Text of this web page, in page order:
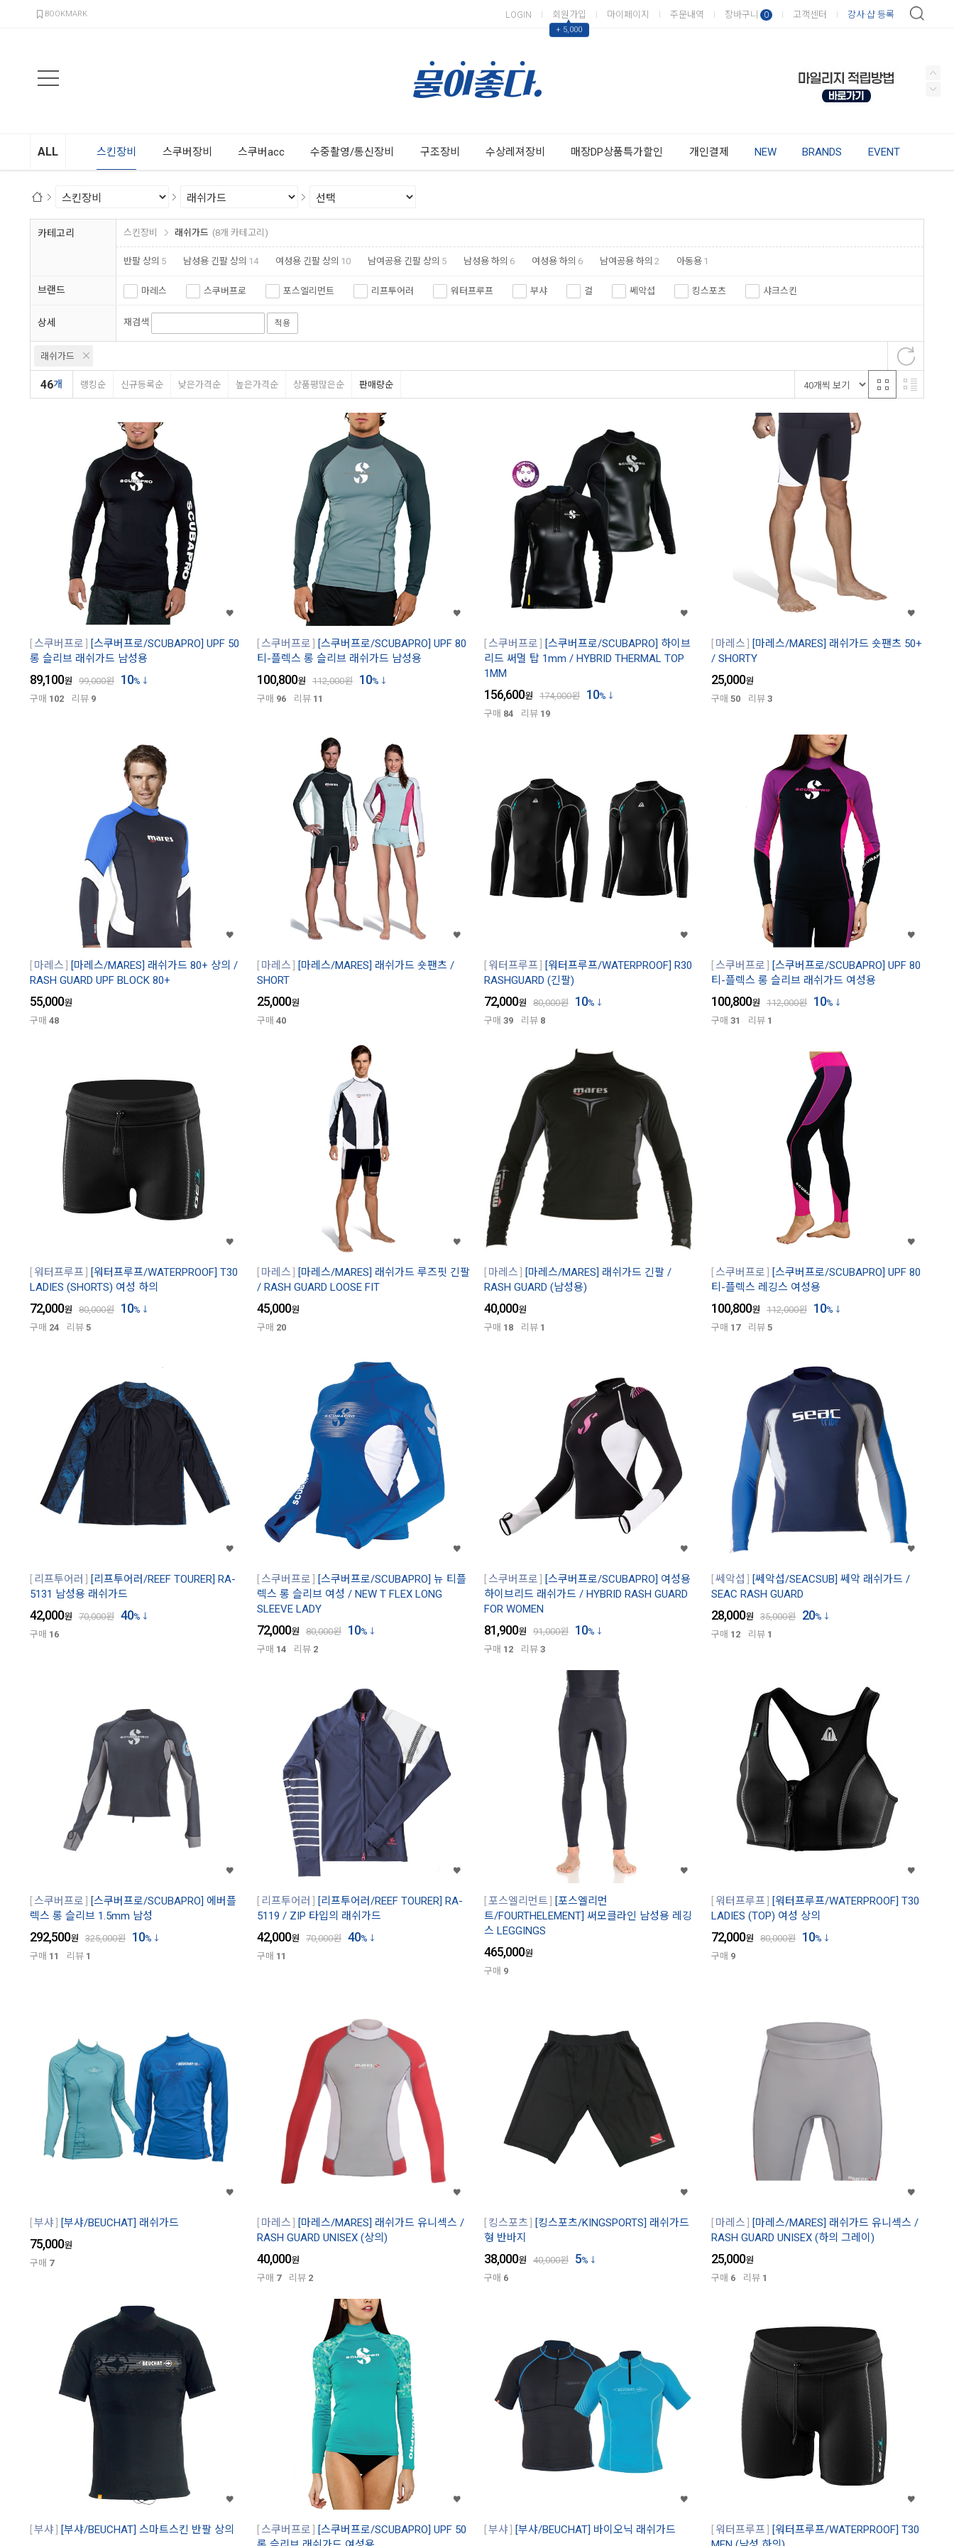
BOOKMARK LOGIN 회원가입
▲
+ 5,000
마이페이지 주문내역 장바구니 0 고객센터 강사·샵 등록
ALL 스킨장비 스쿠버장비 스쿠버acc 수중촬영/통신장비 구조장비 수상레져장비 매장DP상품특가할인 개인결제 NEW BRANDS EVENT
카테고리 스킨장비 래쉬가드 (8개 카테고리)
반팔 상의 5 남성용 긴팔 상의 14 여성용 긴팔 상의 10 남여공용 긴팔 상의 5 남성용 하의 6 여성용 하의 6 남여공용 하의 2 아동용 1
브랜드 마레스 스쿠버프로 포스엘리먼트 리프투어러 워터프루프 부샤 걸 쎄악섭 킹스포츠 샤크스킨
상세 재검색 적용
래쉬가드
46개 랭킹순 신규등록순 낮은가격순 높은가격순 상품평많은순 판매량순
스쿠버프로
[스쿠버프로/SCUBAPRO] UPF 50
롱 슬리브 래쉬가드 남성용
89,100원 99,000원 10%
구매 102 리뷰 9
스쿠버프로
[스쿠버프로/SCUBAPRO] UPF 80
티-플렉스 롱 슬리브 래쉬가드 남성용
100,800원 112,000원 10%
구매 96 리뷰 11
스쿠버프로
[스쿠버프로/SCUBAPRO] 하이브
리드 써멀 탑 1mm / HYBRID THERMAL TOP
1MM
156,600원 174,000원 10%
구매 84 리뷰 19
마레스
[마레스/MARES] 래쉬가드 숏팬츠 50+
/ SHORTY
25,000원
구매 50 리뷰 3
마레스
[마레스/MARES] 래쉬가드 80+ 상의 /
RASH GUARD UPF BLOCK 80+
55,000원
구매 48
마레스
[마레스/MARES] 래쉬가드 숏팬츠 /
SHORT
25,000원
구매 40
워터프루프
[워터프루프/WATERPROOF] R30
RASHGUARD (긴팔)
72,000원 80,000원 10%
구매 39 리뷰 8
스쿠버프로
[스쿠버프로/SCUBAPRO] UPF 80
티-플렉스 롱 슬리브 래쉬가드 여성용
100,800원 112,000원 10%
구매 31 리뷰 1
워터프루프
[워터프루프/WATERPROOF] T30
LADIES (SHORTS) 여성 하의
72,000원 80,000원 10%
구매 24 리뷰 5
마레스
[마레스/MARES] 래쉬가드 루즈핏 긴팔
/ RASH GUARD LOOSE FIT
45,000원
구매 20
마레스
[마레스/MARES] 래쉬가드 긴팔 /
RASH GUARD (남성용)
40,000원
구매 18 리뷰 1
스쿠버프로
[스쿠버프로/SCUBAPRO] UPF 80
티-플렉스 레깅스 여성용
100,800원 112,000원 10%
구매 17 리뷰 5
리프투어러
[리프투어러/REEF TOURER] RA-
5131 남성용 래쉬가드
42,000원 70,000원 40%
구매 16
스쿠버프로
[스쿠버프로/SCUBAPRO] 뉴 티플
렉스 롱 슬리브 여성 / NEW T FLEX LONG
SLEEVE LADY
72,000원 80,000원 10%
구매 14 리뷰 2
스쿠버프로
[스쿠버프로/SCUBAPRO] 여성용
하이브리드 래쉬가드 / HYBRID RASH GUARD
FOR WOMEN
81,900원 91,000원 10%
구매 12 리뷰 3
쎄악섭
[쎄악섭/SEACSUB] 쎄악 래쉬가드 /
SEAC RASH GUARD
28,000원 35,000원 20%
구매 12 리뷰 1
스쿠버프로
[스쿠버프로/SCUBAPRO] 에버플
렉스 롱 슬리브 1.5mm 남성
292,500원 325,000원 10%
구매 11 리뷰 1
리프투어러
[리프투어러/REEF TOURER] RA-
5119 / ZIP 타입의 래쉬가드
42,000원 70,000원 40%
구매 11
포스엘리먼트
[포스엘리먼
트/FOURTHELEMENT] 써모클라인 남성용 레깅
스 LEGGINGS
465,000원
구매 9
워터프루프
[워터프루프/WATERPROOF] T30
LADIES (TOP) 여성 상의
72,000원 80,000원 10%
구매 9
부샤 [부샤/BEUCHAT] 래쉬가드
75,000원
구매 7
마레스
[마레스/MARES] 래쉬가드 유니섹스 /
RASH GUARD UNISEX (상의)
40,000원
구매 7 리뷰 2
킹스포츠
[킹스포츠/KINGSPORTS] 래쉬가드
형 반바지
38,000원 40,000원 5%
구매 6
마레스
[마레스/MARES] 래쉬가드 유니섹스 /
RASH GUARD UNISEX (하의 그레이)
25,000원
구매 6 리뷰 1
부샤 [부샤/BEUCHAT] 스마트스킨 반팔 상의 스쿠버프로
[스쿠버프로/SCUBAPRO] UPF 50
부샤 [부샤/BEUCHAT] 바이오닉 래쉬가드 워터프루프
[워터프루프/WATERPROOF] T30